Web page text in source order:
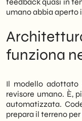
competenza
acquisisce
misurabile.
umano abbia aperto
funziona
Il modello adottato
revisore umano. È,
automatizzata.
prepara il terreno